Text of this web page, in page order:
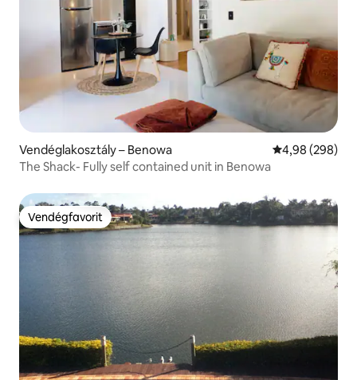
Vendéglakosztály – Benowa Átlagos
4,98 (298)
The Shack- Fully self contained unit in Benowa
Vendégfavorit
Vendégfavorit